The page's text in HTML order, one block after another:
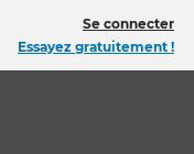
Se connecter
Essayez gratuitement !